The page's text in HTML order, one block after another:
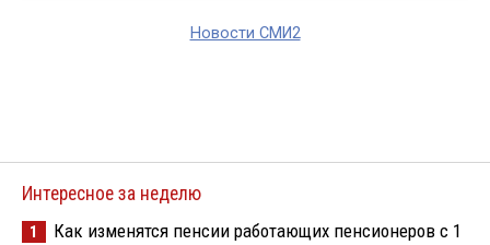
Новости СМИ2
Интересное за неделю
1
Как изменятся пенсии работающих пенсионеров с 1